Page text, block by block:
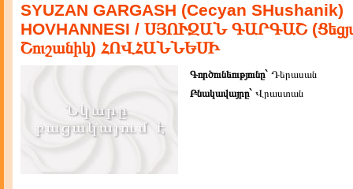
SYUZAN GARGASH (Cecyan SHushanik)
HOVHANNESI / ՍՅՈՒԶԱՆ ԳԱՐԳԱՇ
Շուշանիկ) ՀՈՎՀԱՆՆԵՍԻ
Գործունեությունը` Դերասան
Բնակավայրը` Վրաստան